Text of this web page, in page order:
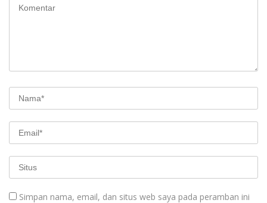
Simpan nama, email, dan situs web saya pada peramban ini